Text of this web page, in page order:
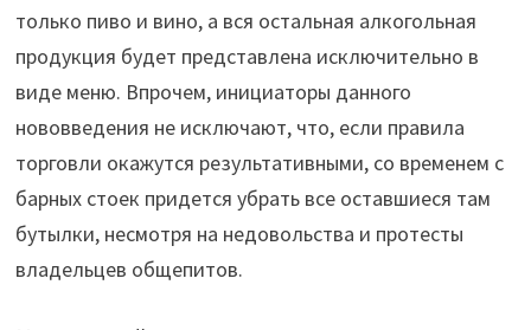
только пиво и вино, а вся остальная алкогольная
продукция будет представлена исключительно в
виде меню. Впрочем, инициаторы данного
нововведения не исключают, что, если правила
торговли окажутся результативными, со временем с
барных стоек придется убрать все оставшиеся там
бутылки, несмотря на недовольства и протесты
владельцев общепитов.